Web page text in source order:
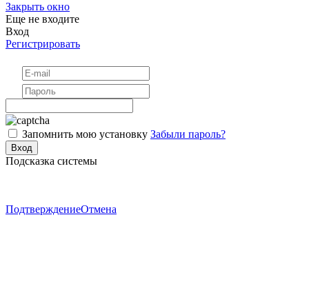
Закрыть окно
Еще не входите
Вход
Регистрировать
Запомнить мою установку Забыли пароль?
Подсказка системы
ПодтверждениеОтмена